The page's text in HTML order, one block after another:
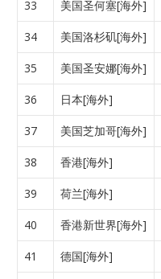
33 美国圣何塞[海外]
34 美国洛杉矶[海外]
35 美国圣安娜[海外]
36 日本[海外]
37 美国芝加哥[海外]
38 香港[海外]
39 荷兰[海外]
40 香港新世界[海外]
41 德国[海外]